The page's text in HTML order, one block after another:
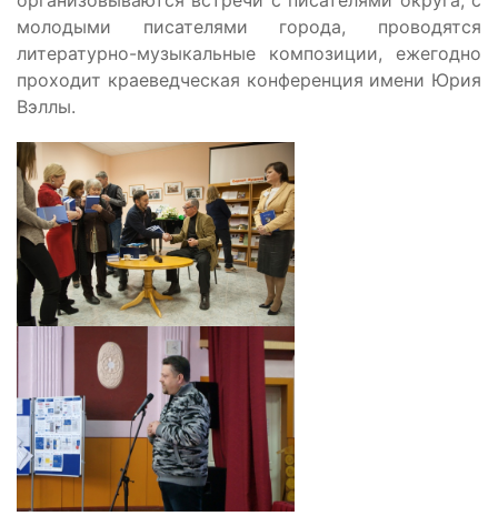
молодыми писателями города, проводятся
литературно-музыкальные композиции, ежегодно
проходит краеведческая конференция имени Юрия
Вэллы.